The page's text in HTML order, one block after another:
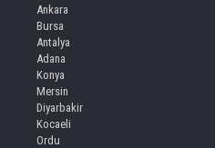
Ankara
Bursa
Antalya
Adana
Konya
Mersin
Diyarbakir
Kocaeli
Ordu